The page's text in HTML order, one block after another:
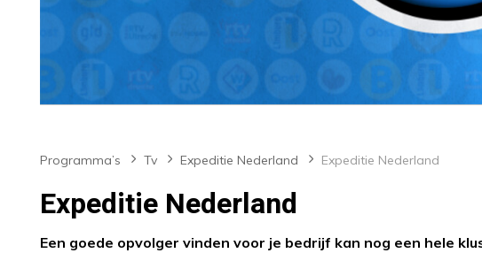
Programma’s Tv Expeditie Nederland Expeditie Nederland
Expeditie Nederland
Een goede opvolger vinden voor je bedrijf kan nog een hele